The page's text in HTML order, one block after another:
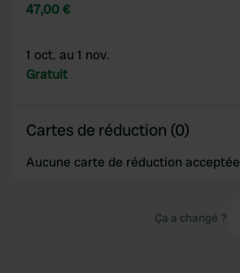
47,00 €
1 oct. au 1 nov.
Gratuit
Cartes de réduction (0)
Aucune carte de réduction acceptée
Ça a changé ?